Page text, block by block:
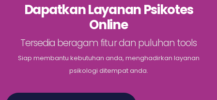
Dapatkan Layanan Psikotes
Online
Tersedia beragam fitur dan puluhan tools
Siap membantu kebutuhan anda, menghadirkan layanan
psikologi ditempat anda.